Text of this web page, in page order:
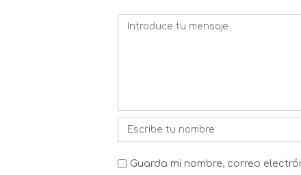
entrada
Comentario
Nombre
*
Guarda mi nombre, correo